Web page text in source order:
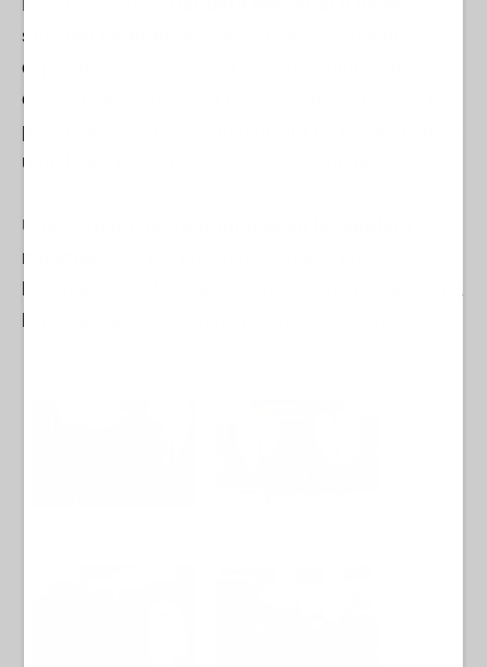
sección de honores
especialmente simbólico a la ceremonia. La
enseña fue recibida en pie y en absoluto silencio
por los asistentes, como muestra de respeto hacia
uno de los principales símbolos de la nación.
Una
nacional
legionarios evidenciaba el luto compartido por toda
la unidad ante la pérdida de uno de los suyos.